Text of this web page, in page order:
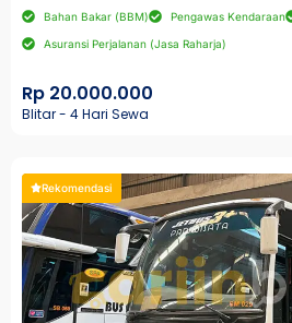
Bahan Bakar (BBM) Pengawas Kendaraan
Asuransi Perjalanan (Jasa Raharja)
Rp 20.000.000
Blitar - 4 Hari Sewa
Rekomendasi